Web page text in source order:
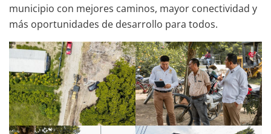
municipio con mejores caminos, mayor conectividad y
más oportunidades de desarrollo para todos.